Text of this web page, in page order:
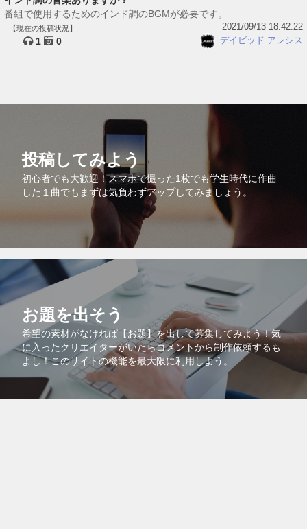
番組で使用するためのインド調のBGMが必要です。
【現在の投稿状況】
1 0
2021/09/13 18:42:22
デイビッド アレシス
投稿してみよう
初心者でも大歓迎！スマホで撮った1枚でも学生時代に作曲
した１曲でもまずは気負わずアップしてみましょう。
お題を出そう
希望の素材がなければ【お題】を出して募集してみよう！気
に入ったクリエイターがいたらコメントから制作依頼するも
よし！このサイトの機能を最大限に利用しよう。